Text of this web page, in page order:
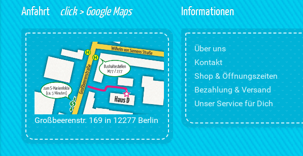
Anfahrt click > Google Maps
Großbeerenstr. 169 in 12277 Berlin
Informationen
Über uns
Kontakt
Shop & Öffnungszeiten
Bezahlung & Versand
Unser Service für Dich